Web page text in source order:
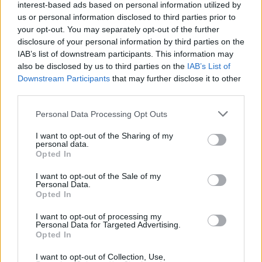
interest-based ads based on personal information utilized by
us or personal information disclosed to third parties prior to
your opt-out. You may separately opt-out of the further
disclosure of your personal information by third parties on the
IAB’s list of downstream participants. This information may
also be disclosed by us to third parties on the IAB’s List of
Downstream Participants that may further disclose it to other
Please note that this website/app uses one or more Google
not limited to your visit or usage behaviour. You may click to
grant or deny consent to Google and its third-party tags to
use your data for below specified purposes in below Google
consent section.
Personal Data Processing Opt Outs
I want to opt-out of the Sharing of my
personal data.
Opted In
I want to opt-out of the Sale of my
Personal Data.
Opted In
I want to opt-out of processing my
Personal Data for Targeted Advertising.
Opted In
I want to opt-out of Collection, Use,
una riunione di gabinetto la prossima settimana.
Ieri la conferenza stampa è stata tenuta dal Premier Péter
Magyar e dai portavoce del Governo. Foto: MTI/Hegedüs
Ha letto questo? La lunga conferenza stampa di Péter
Magyar: inquinamento da amianto, dati falsi sul bilancio
statale, fondi UE, tetti di prezzo, troppi passaporti diplomatici